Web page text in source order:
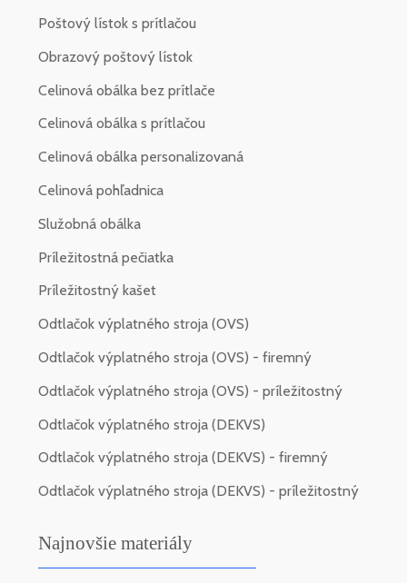
Poštový lístok s prítlačou
Obrazový poštový lístok
Celinová obálka bez prítlače
Celinová obálka s prítlačou
Celinová obálka personalizovaná
Celinová pohľadnica
Služobná obálka
Príležitostná pečiatka
Príležitostný kašet
Odtlačok výplatného stroja (OVS)
Odtlačok výplatného stroja (OVS) - firemný
Odtlačok výplatného stroja (OVS) - príležitostný
Odtlačok výplatného stroja (DEKVS)
Odtlačok výplatného stroja (DEKVS) - firemný
Odtlačok výplatného stroja (DEKVS) - príležitostný
Najnovšie materiály